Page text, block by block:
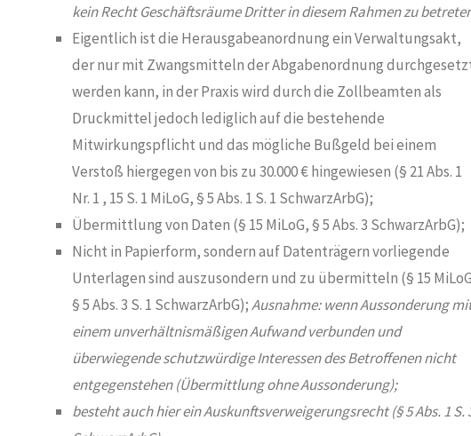
kein Recht Geschäftsräume Dritter in diesem Rahmen zu
Eigentlich ist die Herausgabeanordnung ein Verwaltungsakt,
der nur mit Zwangsmitteln der Abgabenordnung
werden kann, in der Praxis wird durch die Zollbeamten als
Druckmittel jedoch lediglich auf die bestehende
Mitwirkungspflicht und das mögliche Bußgeld bei einem
Verstoß hiergegen von bis zu 30.000 € hingewiesen (§ 21 Abs. 1
Nr. 1 , 15 S. 1 MiLoG, § 5 Abs. 1 S. 1 SchwarzArbG);
Übermittlung von Daten (§ 15 MiLoG, § 5 Abs. 3 SchwarzArbG);
Nicht in Papierform, sondern auf Datenträgern vorliegende
Unterlagen sind auszusondern und zu übermitteln (§ 15
§ 5 Abs. 3 S. 1 SchwarzArbG);Ausnahme: wenn Aussonderung
einem unverhältnismäßigen Aufwand verbunden und
überwiegende schutzwürdige Interessen des Betroffenen nicht
entgegenstehen (Übermittlung ohne Aussonderung);
besteht auch hier ein Auskunftsverweigerungsrecht (§ 5 Abs. 1 S.